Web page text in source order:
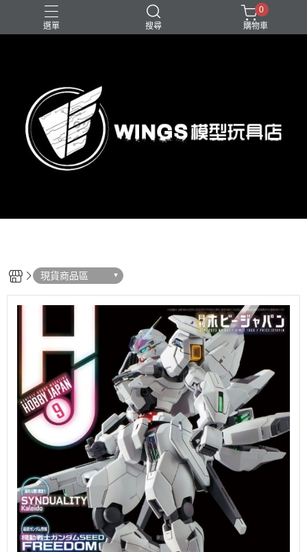
選單 搜尋
0
購物車
現貨商品區